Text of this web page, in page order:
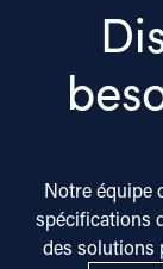
Notre équipe
spécifications
des solutions